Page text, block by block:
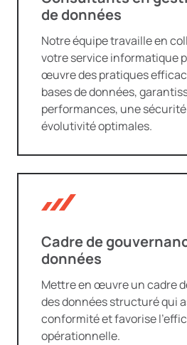
de données
Notre équipe travaille en
votre service informatique
œuvre des pratiques
bases de données,
performances, une
évolutivité optimales.
Cadre de
données
Mettre en œuvre un cadre
des données structuré qui
conformité et favorise
opérationnelle.